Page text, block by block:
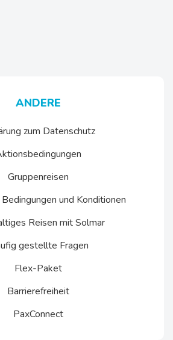
ANDERE
zum Datenschutz
Gruppenreisen
und Konditionen
Reisen mit Solmar
gestellte Fragen
Flex-Paket
Barrierefreiheit
PaxConnect